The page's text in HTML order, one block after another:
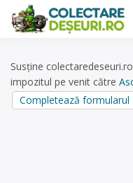
content
Susține
impozitul pe venit către
Completează formularul